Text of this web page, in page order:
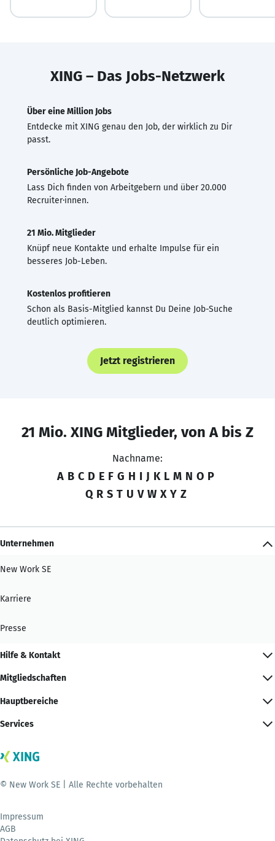
XING – Das Jobs-Netzwerk
Über eine Million Jobs
Entdecke mit XING genau den Job, der wirklich zu Dir
passt.
Persönliche Job-Angebote
Lass Dich finden von Arbeitgebern und über 20.000
Recruiter·innen.
21 Mio. Mitglieder
Knüpf neue Kontakte und erhalte Impulse für ein
besseres Job-Leben.
Kostenlos profitieren
Schon als Basis-Mitglied kannst Du Deine Job-Suche
deutlich optimieren.
Jetzt registrieren
21 Mio. XING Mitglieder, von A bis Z
Nachname:
A B C D E F G H I J K L M N O P
Q R S T U V W X Y Z
Unternehmen
New Work SE
Karriere
Presse
Hilfe & Kontakt
Mitgliedschaften
Hauptbereiche
Services
© New Work SE | Alle Rechte vorbehalten
Impressum
AGB